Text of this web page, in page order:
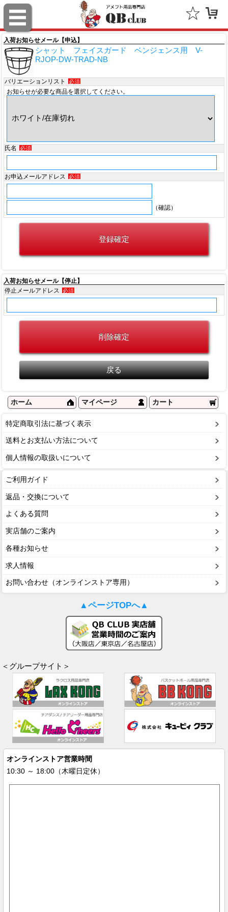
入荷お知らせメール【申込】
シャット フェイスガード ベンジェンス用 V-
RJOP-DW-TRAD-NB
バリエーションリスト 必須
お知らせが必要な商品を選択してください。
氏名 必須
お申込メールアドレス 必須
（確認）
入荷お知らせメール【停止】
停止メールアドレス
必須
ホーム マイページ カート
特定商取引法に基づく表示
送料とお支払い方法について
個人情報の取扱いについて
ご利用ガイド
返品・交換について
よくある質問
実店舗のご案内
各種お知らせ
求人情報
お問い合わせ（オンラインストア専用）
▲ページTOPへ▲
＜グループサイト＞
オンラインストア営業時間
10:30 ～ 18:00（木曜日定休）
スポルディング（SPALDING）
ミッチェル＆ネス（Mitchell & Ness）
ポータフォン（PORTAPHONE）
ギルマンギア（Gilman Gear）
すべて